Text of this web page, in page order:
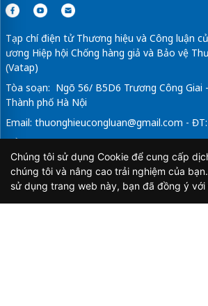
Tạp chí điện tử Thương hiệu và Công luận
ương Hiệp hội Chống hàng giả và Bảo vệ
(Vatap)
Tòa soạn: Ngõ 56/ B5D6 Trương Công Giai -
Thành phố Hà Nội
Email: thuonghieucongluan@gmail.com -
Tổng Biên Tập: Vũ Đức Thuận
Giấy phép hoạt động báo chí điện tử số 64/
Thông tin và Truyền thông cấp ngày 21/2/
Chúng tôi sử dụng Cookie để cung cấp
chúng tôi và nâng cao trải nghiệm của
sử dụng trang web này, bạn đã đồng ý với